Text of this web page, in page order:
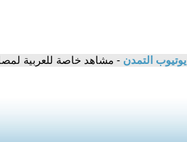
يوتيوب التمدن - مشاهد خاصة للعربية